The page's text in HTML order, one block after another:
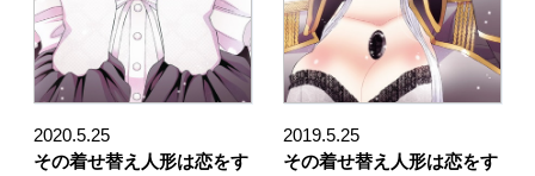
2020.5.25
その着せ替え人形は恋をす
2019.5.25
その着せ替え人形は恋をす